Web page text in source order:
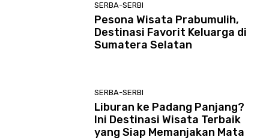
SERBA-SERBI
Pesona Wisata Prabumulih,
Destinasi Favorit Keluarga di
Sumatera Selatan
SERBA-SERBI
Liburan ke Padang Panjang?
Ini Destinasi Wisata Terbaik
yang Siap Memanjakan Mata